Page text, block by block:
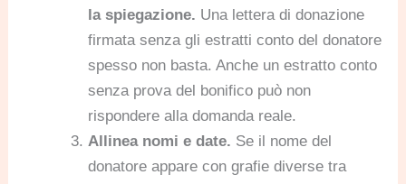
la spiegazione. Una lettera di donazione
firmata senza gli estratti conto del donatore
spesso non basta. Anche un estratto conto
senza prova del bonifico può non
rispondere alla domanda reale.
Allinea nomi e date. Se il nome del
donatore appare con grafie diverse tra